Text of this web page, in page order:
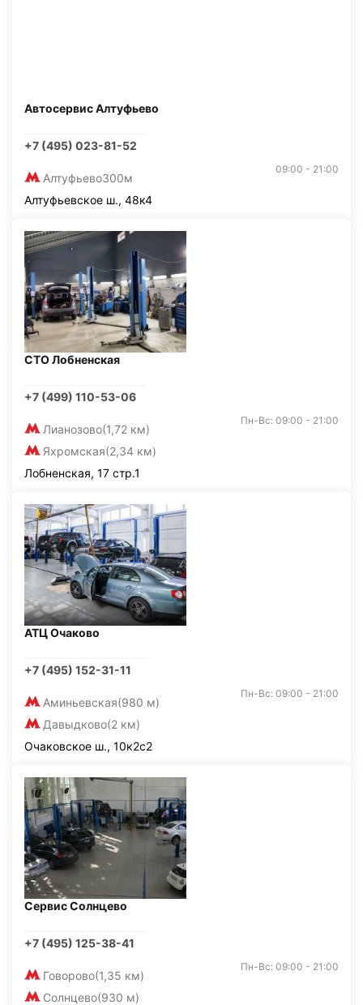
Автосервис Алтуфьево
+7 (495) 023-81-52
Алтуфьево300м
09:00 - 21:00
Алтуфьевское ш., 48к4
СТО Лобненская
+7 (499) 110-53-06
Лианозово(1,72 км)
Яхромская(2,34 км)
Пн-Вс: 09:00 - 21:00
Лобненская, 17 стр.1
АТЦ Очаково
+7 (495) 152-31-11
Аминьевская(980 м)
Давыдково(2 км)
Пн-Вс: 09:00 - 21:00
Очаковское ш., 10к2с2
Сервис Солнцево
+7 (495) 125-38-41
Говорово(1,35 км)
Солнцево(930 м)
Пн-Вс: 09:00 - 21:00